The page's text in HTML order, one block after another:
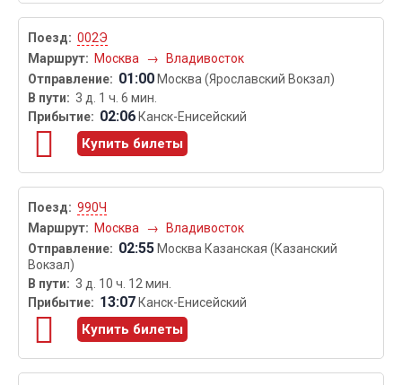
002Э
Москва
→ Владивосток
01:00 Москва (Ярославский Вокзал)
3 д. 1 ч. 6 мин.
02:06 Канск-Енисейский
Купить билеты
990Ч
Москва
→ Владивосток
02:55 Москва Казанская (Казанский
Вокзал)
3 д. 10 ч. 12 мин.
13:07 Канск-Енисейский
Купить билеты